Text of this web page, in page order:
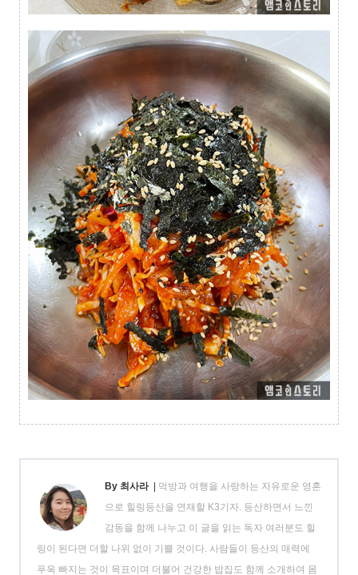
By 최사라 | 먹방과 여행을 사랑하는 자유로운 영혼
으로 힐링등산을 연재할 K3기자. 등산하면서 느낀
감동을 함께 나누고 이 글을 읽는 독자 여러분도 힐
링이 된다면 더할 나위 없이 기쁠 것이다. 사람들이 등산의 매력에
푸욱 빠지는 것이 목표이며 더불어 건강한 밥집도 함께 소개하여 몸